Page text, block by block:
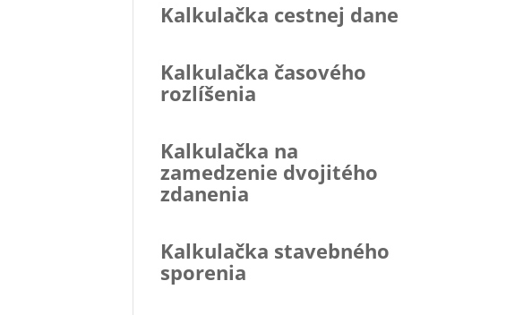
Kalkulačka cestnej dane
Kalkulačka časového
rozlíšenia
Kalkulačka na
zamedzenie dvojitého
zdanenia
Kalkulačka stavebného
sporenia